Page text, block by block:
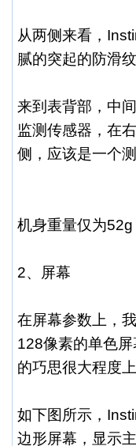
从两侧来看，
腻的突起的防滑
来到表背部，中
监测传感器，在
侧，应该是一个
机身重量仅为52g
2、屏幕
在屏幕参数上，
128像素的单色
的巧思很大程度
如下图所示，
边形屏幕，显示